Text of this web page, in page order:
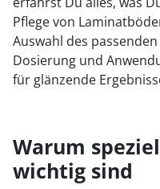
Pflege von
Auswahl des
Dosierung und
für glänzende
Warum
wichtig sind